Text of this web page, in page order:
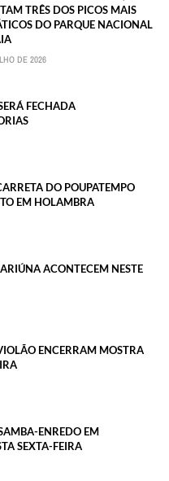
TRÊS DOS PICOS MAIS
DO PARQUE NACIONAL
DE 2026
FECHADA
DO POUPATEMPO
EM HOLAMBRA
ACONTECEM NESTE
ENCERRAM MOSTRA
ENREDO EM
SEXTA-FEIRA